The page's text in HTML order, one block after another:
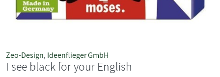
Zeo-Design, Ideenflieger GmbH
I see black for your English